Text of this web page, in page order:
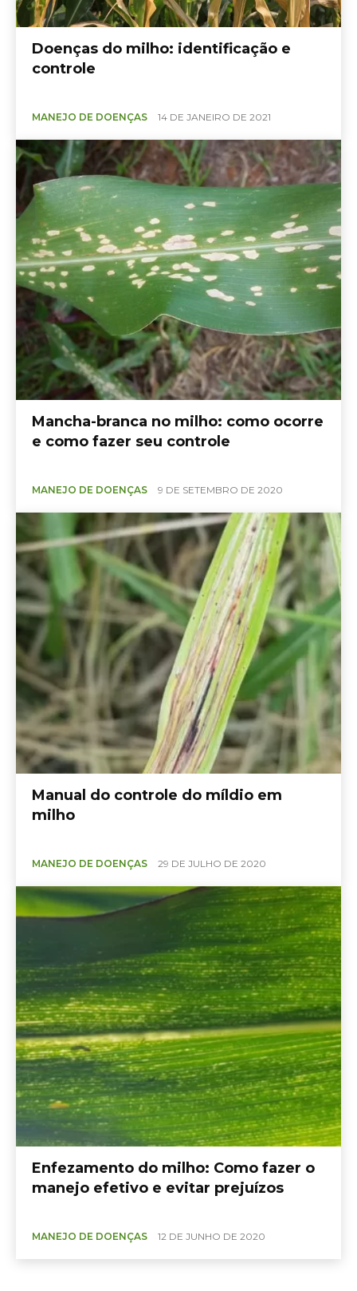
Doenças do milho: identificação e
controle
MANEJO DE DOENÇAS 14 DE JANEIRO DE 2021
Mancha-branca no milho: como ocorre
e como fazer seu controle
MANEJO DE DOENÇAS 9 DE SETEMBRO DE 2020
Manual do controle do míldio em
milho
MANEJO DE DOENÇAS 29 DE JULHO DE 2020
Enfezamento do milho: Como fazer o
manejo efetivo e evitar prejuízos
MANEJO DE DOENÇAS 12 DE JUNHO DE 2020